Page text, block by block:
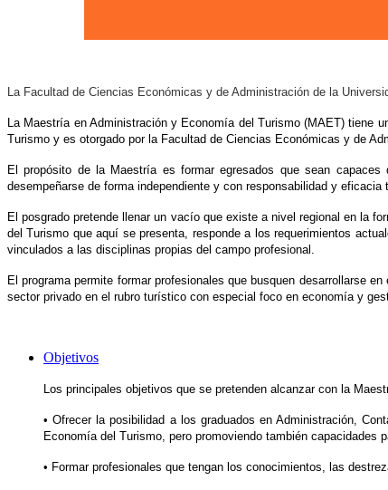
La Facultad de Ciencias Económicas y de Administración de la
La Maestría en Administración y Economía del Turismo (MAET) tiene
Turismo y es otorgado por la Facultad de Ciencias Económicas y de
El propósito de la Maestría es formar egresados que sean
desempeñarse de forma independiente y con responsabilidad y eficacia
El posgrado pretende llenar un vacío que existe a nivel regional en la
del Turismo que aquí se presenta, responde a los requerimientos
vinculados a las disciplinas propias del campo profesional.
El programa permite formar profesionales que busquen desarrollarse
sector privado en el rubro turístico con especial foco en economía y
Objetivos
Los principales objetivos que se pretenden alcanzar con la
• Ofrecer la posibilidad a los graduados en Administración,
Economía del Turismo, pero promoviendo también capacidades
• Formar profesionales que tengan los conocimientos, las